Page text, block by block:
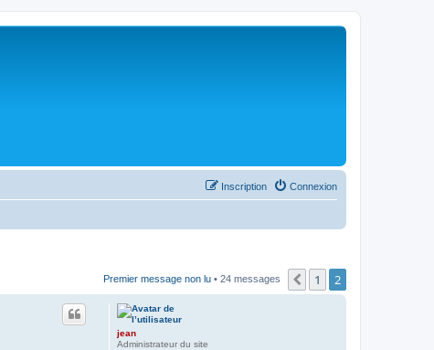
Connexion
Inscription
Premier message non lu • 24 messages Précédent
1 2
jean
Administrateur du site